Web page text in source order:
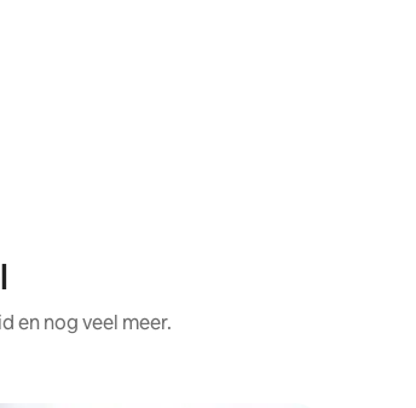
en nog veel meer.